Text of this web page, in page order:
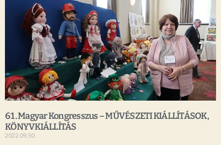
61. Magyar Kongresszus – MŰVÉSZETI KIÁLLÍTÁSOK,
KÖNYVKIÁLLÍTÁS
2022.09.30.